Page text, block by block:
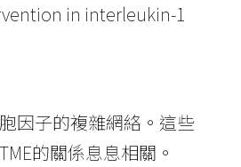
in interleukin-1
因子的複雜網絡。這些
的關係息息相關。